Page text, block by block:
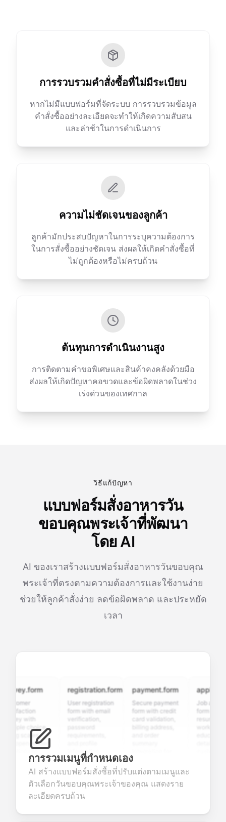
การรวบรวมคำสั่งซื้อที่ไม่มีระเบียบ
หากไม่มีแบบฟอร์มที่จัดระบบ การรวบรวมข้อมูล
คำสั่งซื้ออย่างละเอียดจะทำให้เกิดความสับสน
และล่าช้าในการดำเนินการ
ความไม่ชัดเจนของลูกค้า
ลูกค้ามักประสบปัญหาในการระบุความต้องการ
ในการสั่งซื้ออย่างชัดเจน ส่งผลให้เกิดคำสั่งซื้อที่
ไม่ถูกต้องหรือไม่ครบถ้วน
ต้นทุนการดำเนินงานสูง
การติดตามคำขอพิเศษและสินค้าคงคลังด้วยมือ
ส่งผลให้เกิดปัญหาคอขวดและข้อผิดพลาดในช่วง
เร่งด่วนของเทศกาล
วิธีแก้ปัญหา
แบบฟอร์มสั่งอาหารวัน
ขอบคุณพระเจ้าที่พัฒนา
โดย AI
AI ของเราสร้างแบบฟอร์มสั่งอาหารวันขอบคุณ
พระเจ้าที่ตรงตามความต้องการและใช้งานง่าย
ช่วยให้ลูกค้าสั่งง่าย ลดข้อผิดพลาด และประหยัด
เวลา
with
choice,
open-ended
valuable
about
products or
registration.form
User registration
form with email
verification,
information
fields for
seamless
account
creation.
payment.form
Secure payment
form with credit
card validation,
smooth e-
commerce
transactions.
Job
form with
resume
efficient
การรวมเมนูที่กำหนดเอง
AI สร้างแบบฟอร์มสั่งซื้อที่ปรับแต่งตามเมนูและ
ตัวเลือกวันขอบคุณพระเจ้าของคุณ แสดงราย
ละเอียดครบถ้วน